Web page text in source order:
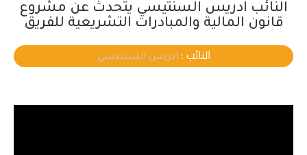
النائب ادريس السنتيسي يتحدث عن مشروع
قانون المالية والمبادرات التشريعية للفريق
النائب : ادريس السنتيسي